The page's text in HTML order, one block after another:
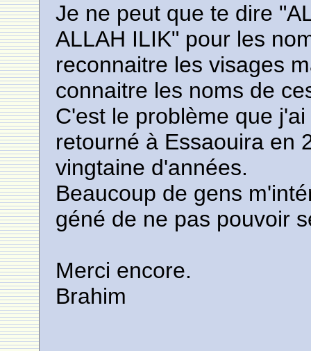
Je ne peut que te dire
ALLAH ILIK" pour les
reconnaitre les visages
connaitre les noms de
C'est le problème que
retourné à Essaouira en
vingtaine d'années.
Beaucoup de gens
géné de ne pas pouvoir
Merci encore.
Brahim